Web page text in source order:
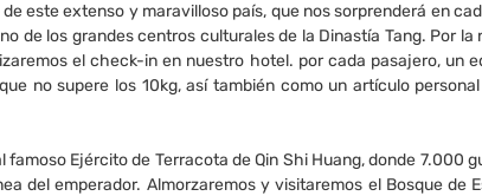
este extenso y maravilloso país, que nos sorprenderá en
de los grandes centros culturales de la Dinastía Tang. Por
el check-in en nuestro hotel. por cada pasajero, un
no supere los 10kg, así también como un artículo
Ejército de Terracota de Qin Shi Huang, donde 7.000
del emperador. Almorzaremos y visitaremos el Bosque de